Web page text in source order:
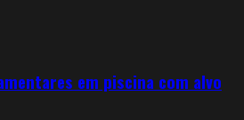
em piscina com alvo